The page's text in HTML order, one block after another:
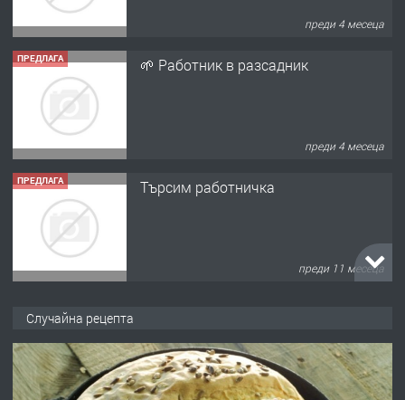
преди 4 месеца
ПРЕДЛАГА 🌱 Работник в разсадник
преди 4 месеца
ПРЕДЛАГА Търсим работничка
преди 11 месеца
преди 1 година
Случайна рецепта